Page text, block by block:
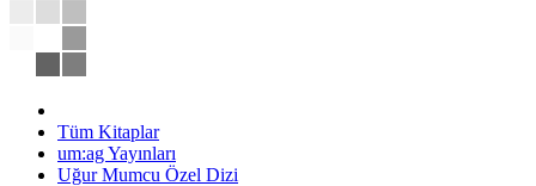
Tüm Kitaplar
um:ag Yayınları
Uğur Mumcu Özel Dizi